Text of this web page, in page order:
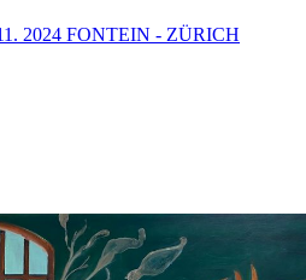
2024 FONTEIN - ZÜRICH